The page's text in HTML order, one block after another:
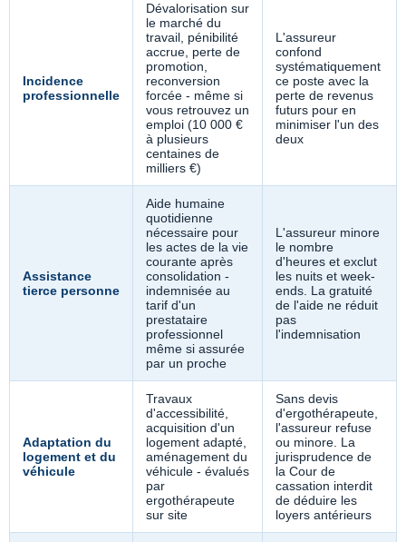
Incidence
professionnelle
Dévalorisation sur
le marché du
travail, pénibilité
accrue, perte de
promotion,
reconversion
forcée - même si
vous retrouvez un
emploi (10 000 €
à plusieurs
centaines de
milliers €)
L'assureur
confond
systématiquement
ce poste avec la
perte de revenus
futurs pour en
minimiser l'un des
deux
Assistance
tierce personne
Aide humaine
quotidienne
nécessaire pour
les actes de la vie
courante après
consolidation -
indemnisée au
tarif d'un
prestataire
professionnel
même si assurée
par un proche
L'assureur minore
le nombre
d'heures et exclut
les nuits et week-
ends. La gratuité
de l'aide ne réduit
pas
l'indemnisation
Adaptation du
logement et du
véhicule
Travaux
d'accessibilité,
acquisition d'un
logement adapté,
aménagement du
véhicule - évalués
par
ergothérapeute
sur site
Sans devis
d'ergothérapeute,
l'assureur refuse
ou minore. La
jurisprudence de
la Cour de
cassation interdit
de déduire les
loyers antérieurs